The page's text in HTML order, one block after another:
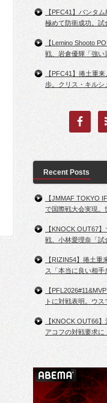
【PFC41】バンタ
極めて防衛成功。試
【Lemino Shooto
戦、岩倉優輝「強い
【PFC41】捲土重
歩。クリス・キルシ
Recent Posts
【JMMAF TOKYO
で国際戦大会実現。
【KNOCK OUT67
戦、小林愛理奈「試
【RIZIN54】捲土重
ス「本当に良い相手
【
トに対戦表明。ウス
【KNOCK OUT66
アコフの対戦要求に